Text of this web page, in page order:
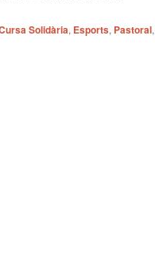
Solidària, Esports, Pastoral,